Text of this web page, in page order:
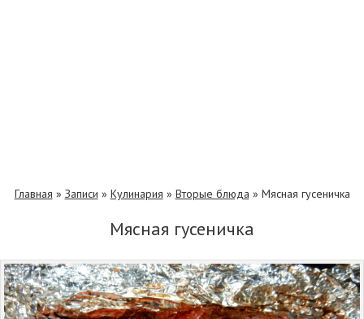
Главная » Записи » Кулинария » Вторые блюда » Мясная гусеничка
Мясная гусеничка